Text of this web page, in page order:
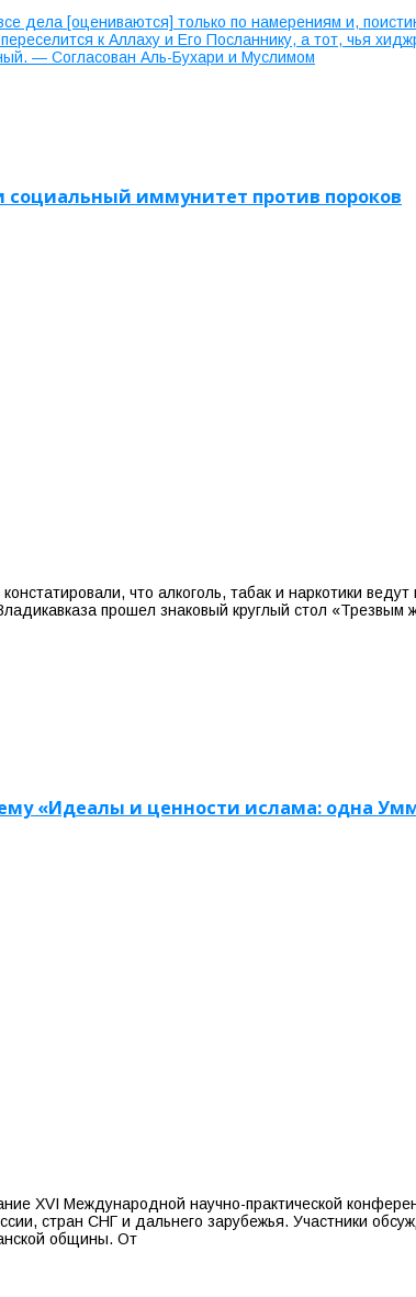
дела [оцениваются] только по намерениям и,
к Аллаху и Его Посланнику, а тот, чья
— Согласован Аль-Бухари и Муслимом
социальный иммунитет против пороков
что алкоголь, табак и наркотики
прошел знаковый круглый стол «Трезвым
«Идеалы и ценности ислама: одна
XVI Международной научно-практической
стран СНГ и дальнего зарубежья. Участники
общины. От